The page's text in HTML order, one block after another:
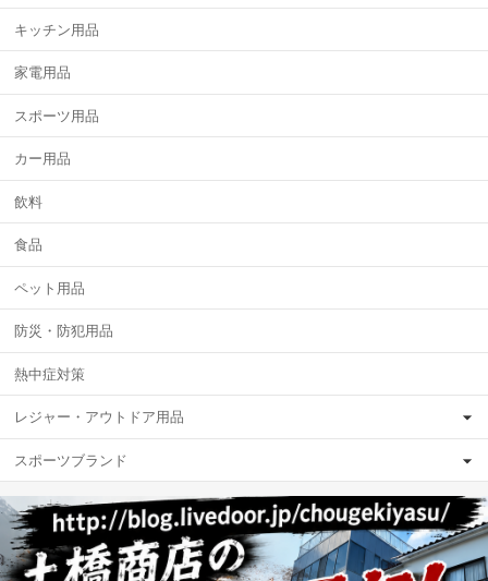
キッチン用品
家電用品
スポーツ用品
カー用品
飲料
食品
ペット用品
防災・防犯用品
熱中症対策
レジャー・アウトドア用品
スポーツブランド